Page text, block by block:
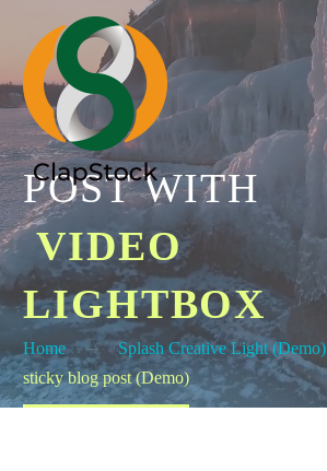
POST WITH
VIDEO
LIGHTBOX
Home
Splash Creative Light (Demo)
sticky blog post (Demo)